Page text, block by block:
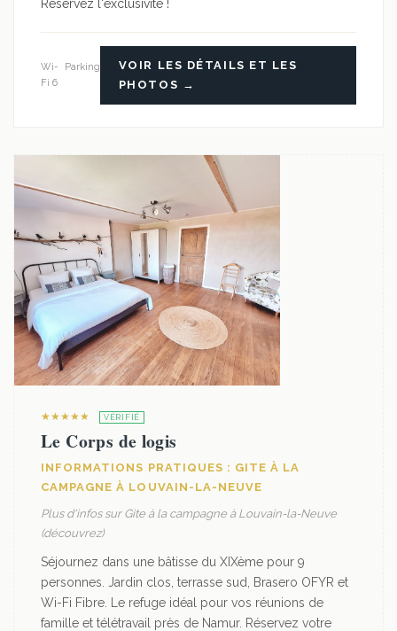
Réservez l'exclusivité !
Wi-
Fi 6
Parking
VOIR LES DÉTAILS ET LES
PHOTOS →
★★★★★ VÉRIFIÉ
Le Corps de logis
INFORMATIONS PRATIQUES : GITE À LA
CAMPAGNE À LOUVAIN-LA-NEUVE
Plus d'infos sur Gite à la campagne à Louvain-la-Neuve
(découvrez)
Séjournez dans une bâtisse du XIXème pour 9
personnes. Jardin clos, terrasse sud, Brasero OFYR et
Wi-Fi Fibre. Le refuge idéal pour vos réunions de
famille et télétravail près de Namur. Réservez votre